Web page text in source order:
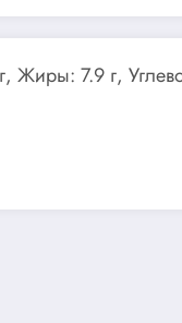
Жиры: 7.9 г,